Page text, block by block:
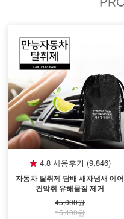
4.8 사용후기 (9,846)
자동차 탈취제 담배 새차냄새 에어
컨악취 유해물질 제거
45,000원
15,400원